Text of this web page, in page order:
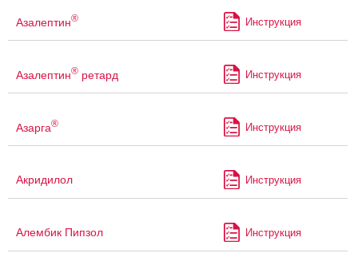
Азалептин® Инструкция
Азалептин® ретард Инструкция
Азарга® Инструкция
Акридилол Инструкция
Алембик Пипзол Инструкция